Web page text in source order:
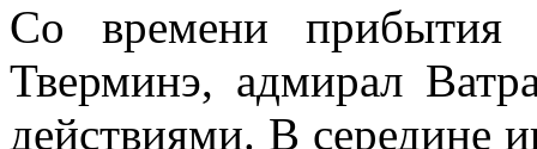
Со времени прибытия
Тверминэ, адмирал
действиями. В середине